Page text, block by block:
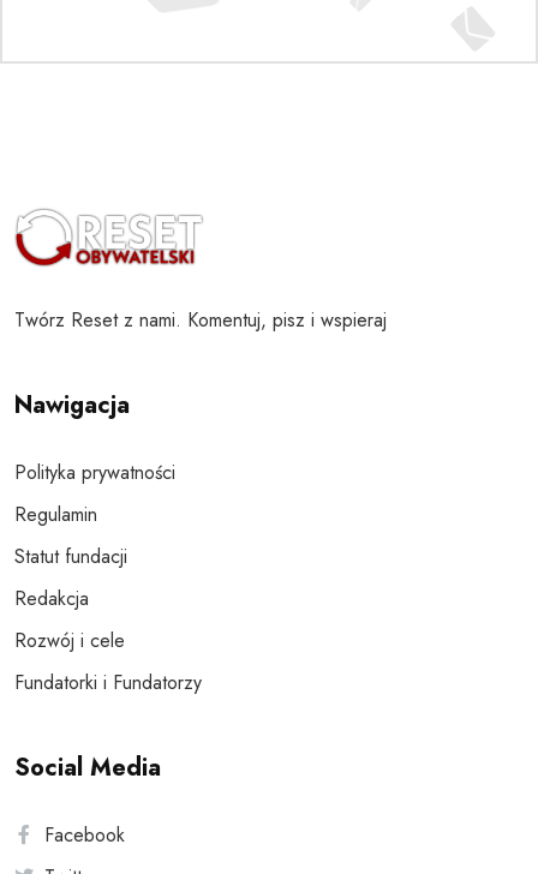
Twórz Reset z nami. Komentuj, pisz i wspieraj
Nawigacja
Polityka prywatności
Regulamin
Statut fundacji
Redakcja
Rozwój i cele
Fundatorki i Fundatorzy
Social Media
Facebook